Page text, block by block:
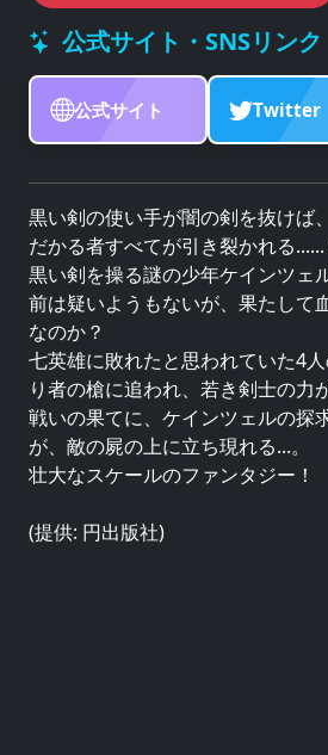
公式サイト・SNSリンク
公式サイト Twitter
黒い剣の使い手が闇の剣を抜けば
だかる者すべてが引き裂かれる......
黒い剣を操る謎の少年ケインツェ
前は疑いようもないが、果たして
なのか？
七英雄に敗れたと思われていた4
り者の槍に追われ、若き剣士の力
戦いの果てに、ケインツェルの探
が、敵の屍の上に立ち現れる...。
壮大なスケールのファンタジー！
(提供: 円出版社)